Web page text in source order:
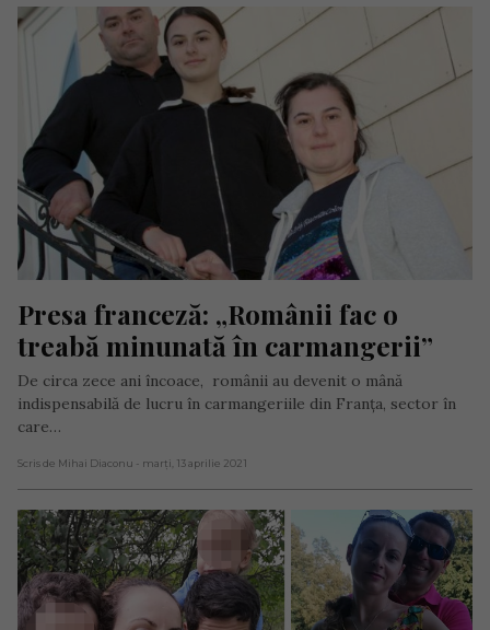
Presa franceză: „Românii fac o
treabă minunată în carmangerii”
De circa zece ani încoace, românii au devenit o mână
indispensabilă de lucru în carmangeriile din Franța, sector în
care…
Scris de Mihai Diaconu - marți, 13 aprilie 2021